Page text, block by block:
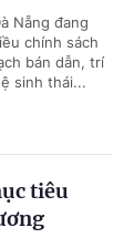
Nẵng đang
chính sách
bán dẫn, trí
sinh thái...
tiêu